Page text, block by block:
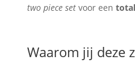
two piece setvoor een
Waarom jij deze